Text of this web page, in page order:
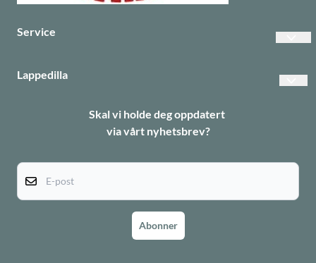
Service
Informasjonskapsler
Lappedilla
Skal vi holde deg oppdatert
via vårt nyhetsbrev?
Abonner